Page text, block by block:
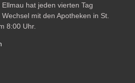
hat jeden vierten Tag
mit den Apotheken in St.
8:00 Uhr.